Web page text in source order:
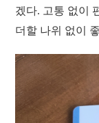
겠다. 고통 없이
더할 나위 없이